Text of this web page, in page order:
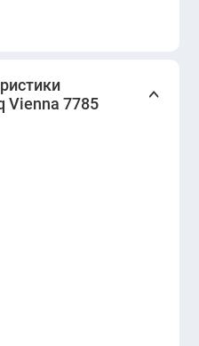
под любой
глубину и
не перегружая
синтетических
к
Vienna 7785